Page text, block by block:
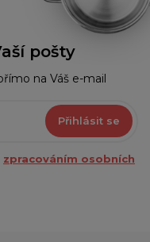
pošty
na Váš e-mail
Přihlásit se
zpracováním osobních